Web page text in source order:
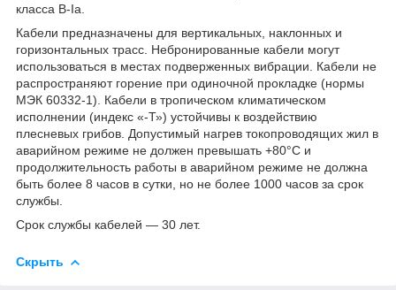
класса В-Iа.
Кабели предназначены для вертикальных, наклонных и
горизонтальных трасс. Небронированные кабели могут
использоваться в местах подверженных вибрации. Кабели не
распространяют горение при одиночной прокладке (нормы
МЭК 60332-1). Кабели в тропическом климатическом
исполнении (индекс «-Т») устойчивы к воздействию
плесневых грибов. Допустимый нагрев токопроводящих жил в
аварийном режиме не должен превышать +80°С и
продолжительность работы в аварийном режиме не должна
быть более 8 часов в сутки, но не более 1000 часов за срок
службы.
Срок службы кабелей — 30 лет.
Скрыть